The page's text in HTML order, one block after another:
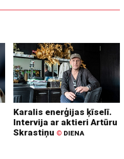
Karalis enerģijas ķīselī.
Intervija ar aktieri Artūru
Skrastiņu © DIENA